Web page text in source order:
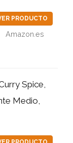
PRODUCTO
Amazon.es
Spice,
Medio,